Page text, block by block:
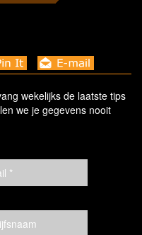
wekelijks de laatste tips
we je gegevens nooit